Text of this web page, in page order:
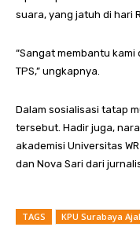
suara, yang jatuh di hari
“Sangat membantu
TPS,” ungkapnya.
Dalam sosialisasi tatap
tersebut. Hadir juga,
akademisi Universitas
dan Nova Sari dari
TAGS KPU Surabaya